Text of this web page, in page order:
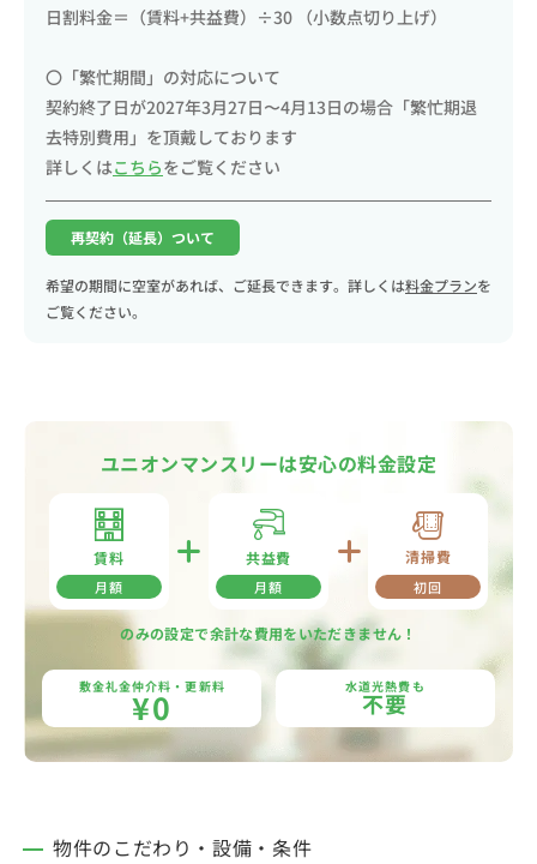
日割料金＝（賃料+共益費）÷30 （小数点切り上げ）
〇「繁忙期間」の対応について
契約終了日が2027年3月27日〜4月13日の場合「繁忙期退
去特別費用」を頂戴しております
詳しくはこちらをご覧ください
再契約（延長）ついて
希望の期間に空室があれば、ご延長できます。詳しくは料金プランを
ご覧ください。
ユニオンマンスリーは安心の料金設定
賃料
月額
共益費
月額
清掃費
初回
のみの設定で余計な費用をいただきません！
敷金礼金仲介料・更新料
¥0 水道光熱費も
不要
物件のこだわり・設備・条件